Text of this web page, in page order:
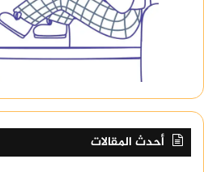
أحدث المقالات